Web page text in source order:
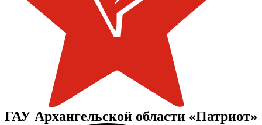
ГАУ Архангельской области «Патриот»